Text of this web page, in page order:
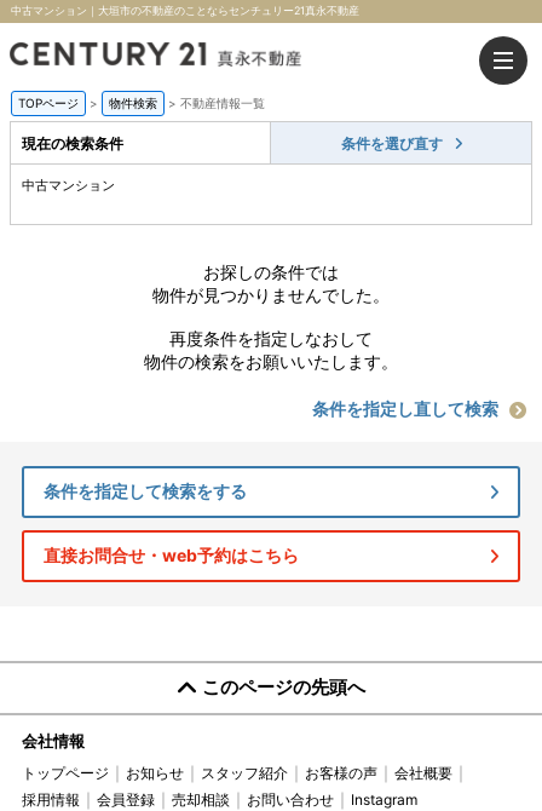
中古マンション｜大垣市の不動産のことならセンチュリー21真永不動産
TOPページ > 物件検索 > 不動産情報一覧
現在の検索条件 条件を選び直す
中古マンション
お探しの条件では
物件が見つかりませんでした。
再度条件を指定しなおして
物件の検索をお願いいたします。
条件を指定し直して検索
条件を指定して検索をする
直接お問合せ・web予約はこちら
このページの先頭へ
会社情報
トップページ お知らせ スタッフ紹介 お客様の声
会社概要
採用情報
会員登録 売却相談 お問い合わせ Instagram